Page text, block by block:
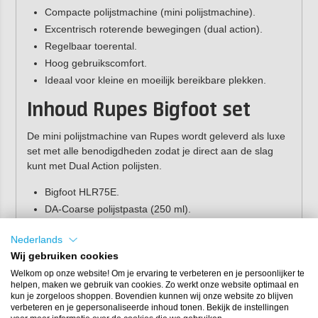
Compacte polijstmachine (mini polijstmachine).
Excentrisch roterende bewegingen (dual action).
Regelbaar toerental.
Hoog gebruikscomfort.
Ideaal voor kleine en moeilijk bereikbare plekken.
Inhoud Rupes Bigfoot set
De mini polijstmachine van Rupes wordt geleverd als luxe
set met alle benodigdheden zodat je direct aan de slag
kunt met Dual Action polijsten.
Bigfoot HLR75E.
DA-Coarse polijstpasta (250 ml).
Uno protect (250 ml).
DA-Coarse blauwe polijstpad (80 mm).
DA-Fine gele polijstpad (80 mm).
DA-Coarse wool polishing pad (80 mm).
DA-Fine wool polishing pad (80 mm).
Nederlands
Wij gebruiken cookies
Welkom op onze website! Om je ervaring te verbeteren en je persoonlijker te
helpen, maken we gebruik van cookies. Zo werkt onze website optimaal en
kun je zorgeloos shoppen. Bovendien kunnen wij onze website zo blijven
verbeteren en je gepersonaliseerde inhoud tonen. Bekijk de instellingen